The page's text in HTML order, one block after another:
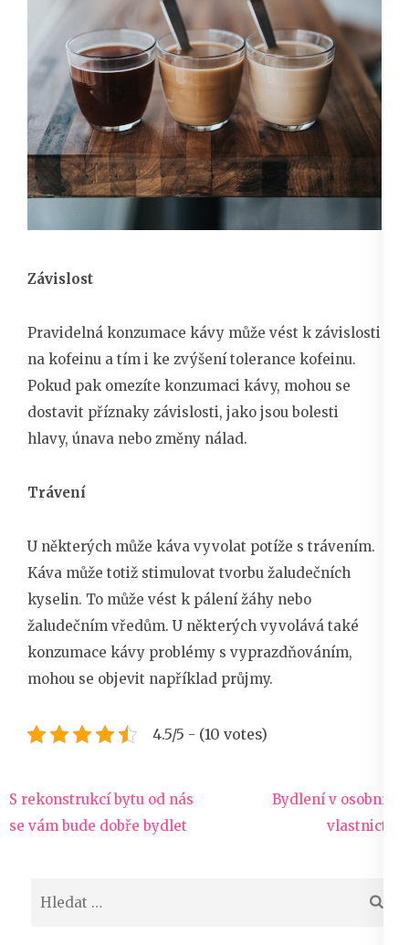
Závislost
Pravidelná konzumace kávy může vést k závislosti
na kofeinu a tím i ke zvýšení tolerance kofeinu.
Pokud pak omezíte konzumaci kávy, mohou se
dostavit příznaky závislosti, jako jsou bolesti
hlavy, únava nebo změny nálad.
Trávení
U některých může káva vyvolat potíže s trávením.
Káva může totiž stimulovat tvorbu žaludečních
kyselin. To může vést k pálení žáhy nebo
žaludečním vředům. U některých vyvolává také
konzumace kávy problémy s vyprazdňováním,
mohou se objevit například průjmy.
4.5/5 - (10 votes)
Navigace
pro
S rekonstrukcí bytu od nás
se vám bude dobře bydlet
Bydlení v osobním
vlastnictví